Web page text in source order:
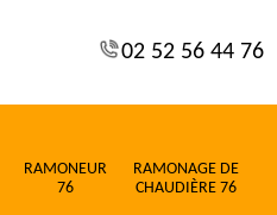
02 52 56 44 76
RAMONEUR
76
RAMONAGE DE
CHAUDIÈRE 76